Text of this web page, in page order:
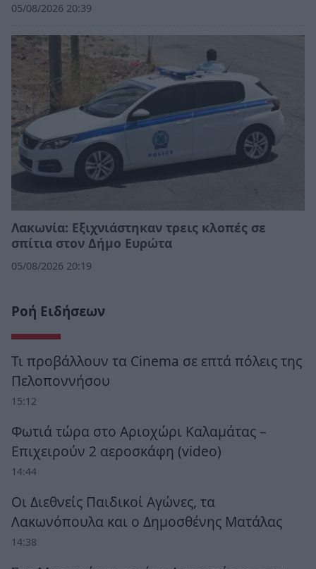
05/08/2026 20:39
Λακωνία: Εξιχνιάστηκαν τρεις κλοπές σε
σπίτια στον Δήμο Ευρώτα
05/08/2026 20:19
Ροή Ειδήσεων
Τι προβάλλουν τα Cinema σε επτά πόλεις της
Πελοποννήσου
15:12
Φωτιά τώρα στο Αριοχώρι Καλαμάτας –
Επιχειρούν 2 αεροσκάφη (video)
14:44
Οι Διεθνείς Παιδικοί Αγώνες, τα
Λακωνόπουλα και ο Δημοσθένης Ματάλας
14:38